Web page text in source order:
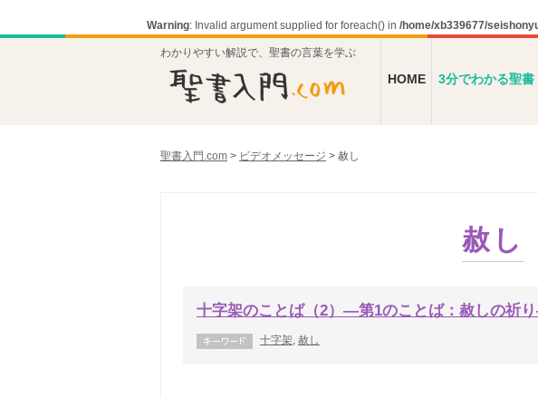
Warning: Invalid argument supplied for foreach() in /home/xb339677/
わかりやすい解説で、聖書の言葉を学ぶ
HOME 3分でわかる聖書
聖書入門.com > ビデオメッセージ > 赦し
赦し
十字架のことば（2）―第1のことば：赦しの祈
十字架, 赦し